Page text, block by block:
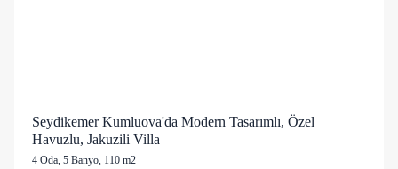
Seydikemer Kumluova'da Modern Tasarımlı, Özel
Havuzlu, Jakuzili Villa
4 Oda, 5 Banyo, 110 m2